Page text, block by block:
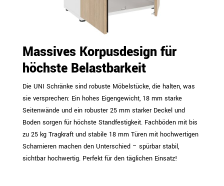
Massives Korpusdesign für
höchste Belastbarkeit
Die UNI Schränke sind robuste Möbelstücke, die halten, was
sie versprechen: Ein hohes Eigengewicht, 18 mm starke
Seitenwände und ein robuster 25 mm starker Deckel und
Boden sorgen für höchste Standfestigkeit. Fachböden mit bis
zu 25 kg Tragkraft und stabile 18 mm Türen mit hochwertigen
Scharnieren machen den Unterschied – spürbar stabil,
sichtbar hochwertig. Perfekt für den täglichen Einsatz!